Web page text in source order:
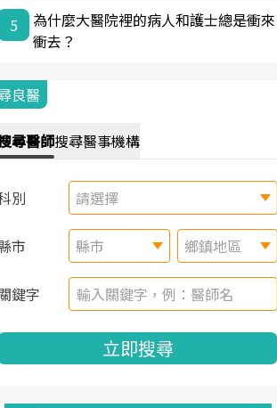
5
為什麼大醫院裡的病人和護士總是衝來
衝去？
良醫
尋醫師搜尋醫事機構
別 請選擇
市 縣市 鄉鎮地區
鍵字
立即搜尋